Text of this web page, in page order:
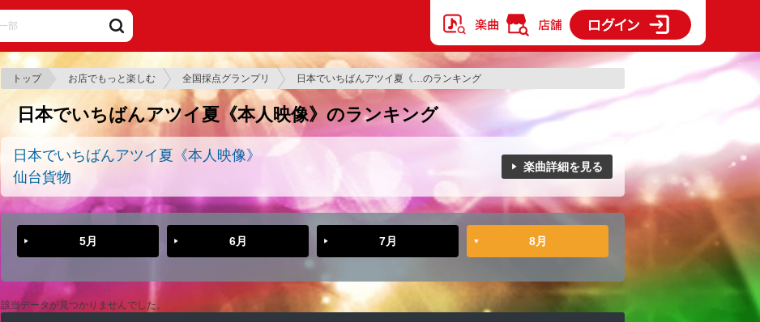
トップ お店でもっと楽しむ 全国採点グランプリ 日本でいちばんアツイ夏《…のランキング
日本でいちばんアツイ夏《本人映像》のランキング
日本でいちばんアツイ夏《本人映像》
仙台貨物
楽曲詳細を見る
5月 6月 7月 8月
該当データが見つかりませんでした。